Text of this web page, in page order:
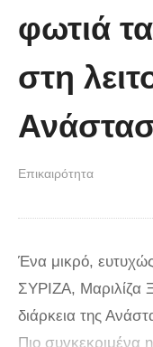
νοηματική
φωτιά
στη
Επικαιρότητα
Ένα μικρό,
ΣΥΡΙΖΑ, Μαριλίζα
διάρκεια της
Πιο συγκεκριμένα